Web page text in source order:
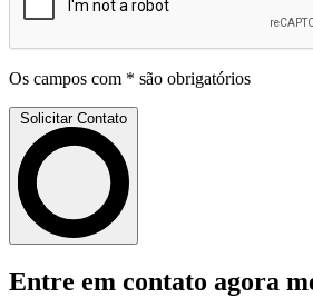
Os campos com * são obrigatórios
Solicitar Contato
Entre em contato agora